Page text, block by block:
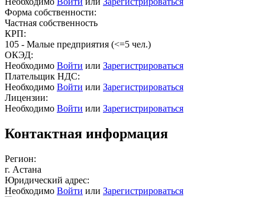
Форма собственности:
Частная собственность
КРП:
105 - Малые предприятия (<=5 чел.)
ОКЭД:
Необходимо Войти или Зарегистрироваться
Плательщик НДС:
Необходимо Войти или Зарегистрироваться
Лицензии:
Необходимо Войти или Зарегистрироваться
Контактная информация
Регион:
г. Астана
Юридический адрес:
Необходимо Войти или Зарегистрироваться